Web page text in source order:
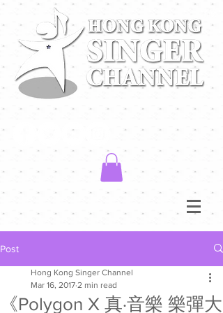
Post
《Polygon X 真·音樂 樂彈大
Hong Kong Singer Channel
Mar 16, 2017 2 min read